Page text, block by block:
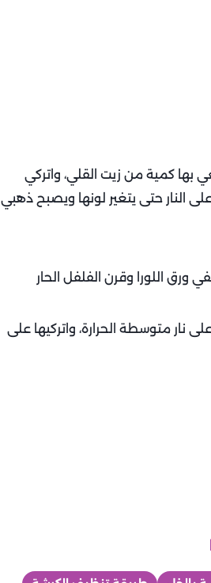
بها كمية من زيت القلي، واتركي
النار حتى يتغير لونها ويصبح ذهبي
اللورا وقرن الفلفل الحار
متوسطة الحرارة، واتركيها على